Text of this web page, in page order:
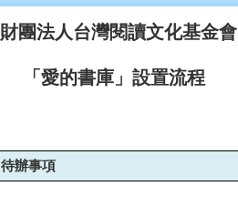
財團法人台灣閱讀文化基金會
「愛的書庫」設置流程
待辦事項